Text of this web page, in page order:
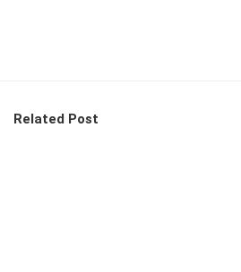
Related Post